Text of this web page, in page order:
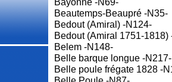
Beautemps-Beaupré -N35-
Bedout (Amiral) -N124-
Bedout (Amiral 1751-1818)
Belem -N148-
Belle barque longue -N217-
Belle poule frégate 1828 -